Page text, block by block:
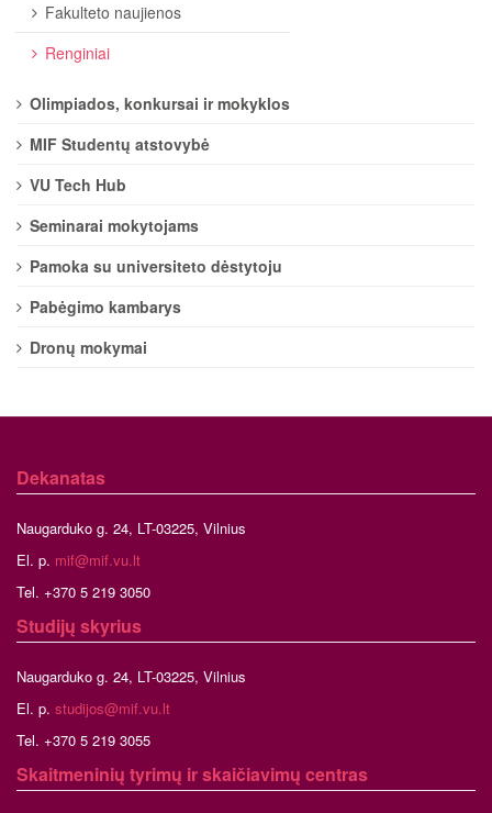
Fakulteto naujienos
Renginiai
Olimpiados, konkursai ir mokyklos
MIF Studentų atstovybė
VU Tech Hub
Seminarai mokytojams
Pamoka su universiteto dėstytoju
Pabėgimo kambarys
Dronų mokymai
Dekanatas
Naugarduko g. 24, LT-03225, Vilnius
El. p. mif@mif.vu.lt
Tel. +370 5 219 3050
Studijų skyrius
Naugarduko g. 24, LT-03225, Vilnius
El. p. studijos@mif.vu.lt
Tel. +370 5 219 3055
Skaitmeninių tyrimų ir skaičiavimų centras